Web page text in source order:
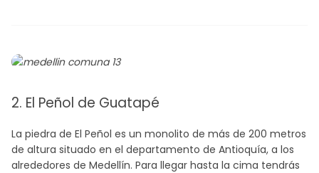
2. El Peñol de Guatapé
La piedra de El Peñol es un monolito de más de 200 metros
de altura situado en el departamento de Antioquía, a los
alrededores de Medellín. Para llegar hasta la cima tendrás